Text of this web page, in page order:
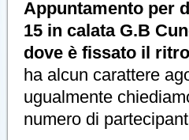
Appuntamento per
15 in calata G.B
dove è fissato il
ha alcun carattere
ugualmente
numero di